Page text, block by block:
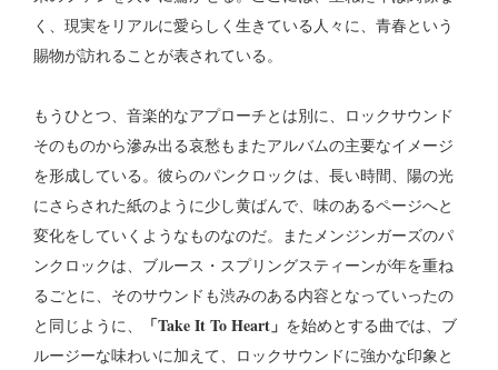
く、現実をリアルに愛らしく生きている人々に、青春という
賜物が訪れることが表されている。
もうひとつ、音楽的なアプローチとは別に、ロックサウンド
そのものから滲み出る哀愁もまたアルバムの主要なイメージ
を形成している。彼らのパンクロックは、長い時間、陽の光
にさらされた紙のように少し黄ばんで、味のあるページへと
変化をしていくようなものなのだ。またメンジンガーズのパ
ンクロックは、ブルース・スプリングスティーンが年を重ね
るごとに、そのサウンドも渋みのある内容となっていったの
と同じように、
「Take It To Heart」 を始めとする曲では、ブ
ルージーな味わいに加えて、ロックサウンドに強かな印象と